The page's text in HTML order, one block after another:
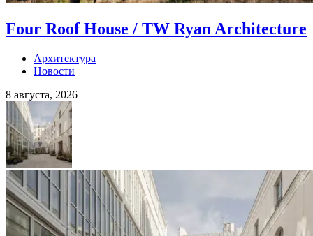
Four Roof House / TW Ryan Architecture
Архитектура
Новости
8 августа, 2026